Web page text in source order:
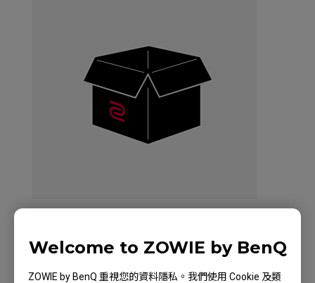
Welcome to ZOWIE by BenQ
ZOWIE by BenQ 重視您的資料隱私。我們使用 Cookie 及類
滑鼠體驗盒